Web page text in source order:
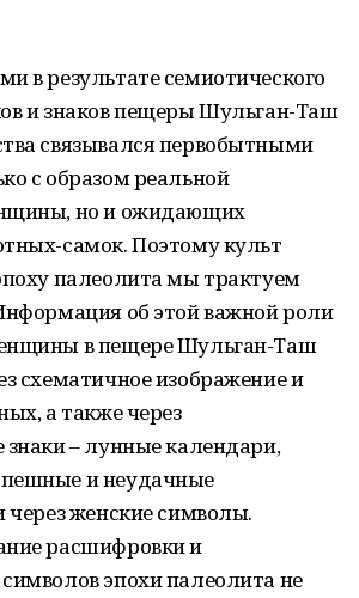
в результате семиотического
и знаков пещеры Шульган-Таш
связывался первобытными
с образом реальной
но и ожидающих
самок. Поэтому культ
палеолита мы трактуем
об этой важной роли
в пещере Шульган-Таш
схематичное изображение и
а также через
знаки – лунные календари,
и неудачные
через женские символы.
расшифровки и
эпохи палеолита не